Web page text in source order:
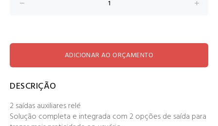
ADICIONAR AO ORÇAMENTO
DESCRIÇÃO
2 saídas auxiliares relé
Solução completa e integrada com 2 opções de saída para